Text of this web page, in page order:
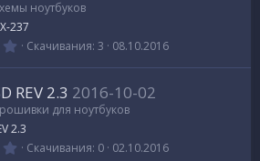
з
д
ноутбуков
237
0
0
0
з
в
е
з
д
Скачивания 3 08.10.2016
REV 2.3 2016-10-02
для ноутбуков
2.3
0 Скачивания 0 02.10.2016